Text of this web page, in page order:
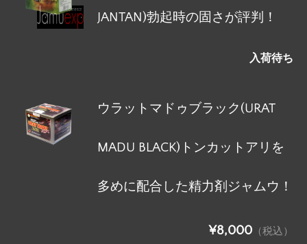
JANTAN)勃起時の固さが評判！
入荷待ち
ウラットマドゥブラック(URAT
MADU BLACK)トンカットアリを
多めに配合した精力剤ジャムウ！
¥8,000 （税込）